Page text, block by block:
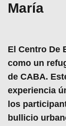
María
El Centro De
como un
de CABA.
experiencia
los
bullicio